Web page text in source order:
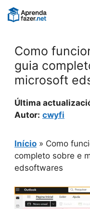
Pular
para
Como
guia
microsoft
Última
Autor: cwyfi
Início » Como
completo sobre e
edsoftwares